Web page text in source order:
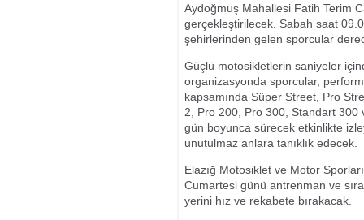
Aydoğmuş Mahallesi Fatih Terim
gerçekleştirilecek. Sabah saat
şehirlerinden gelen sporcular
Güçlü motosikletlerin saniyeler
organizasyonda sporcular,
kapsamında Süper Street, Pro
2, Pro 200, Pro 300, Standart 300
gün boyunca sürecek etkinlikte
unutulmaz anlara tanıklık edecek.
Elazığ Motosiklet ve Motor
Cumartesi günü antrenman ve
yerini hız ve rekabete bırakacak.